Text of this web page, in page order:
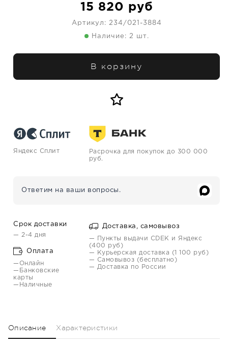
15 820 руб
Артикул: 234/021-3884
Наличие: 2 шт.
В корзину
Яндекс Сплит
Расрочка для покупок до 300 000
руб.
Ответим на ваши вопросы.
Срок доставки
— 2-4 дня
Оплата
—Онлайн
—Банковские
карты
—Наличные
Доставка, самовывоз
— Пункты выдачи CDEK и Яндекс
(400 руб)
— Курьерская доставка (1 100 руб)
— Самовывоз (бесплатно)
— Доставка по России
Описание Характеристики